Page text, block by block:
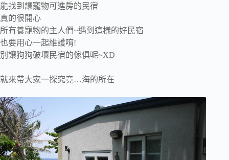
能找到讓寵物可進房的民宿
真的很開心
所有養寵物的主人們~遇到這樣的好民宿
也要用心一起維護唷!
別讓狗狗破壞民宿的傢俱呢~XD
就來帶大家一探究竟…海的所在